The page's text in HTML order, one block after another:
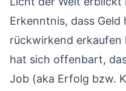
Erkenntnis, dass
rückwirkend
hat sich offenbart,
Job (aka Erfolg bzw.